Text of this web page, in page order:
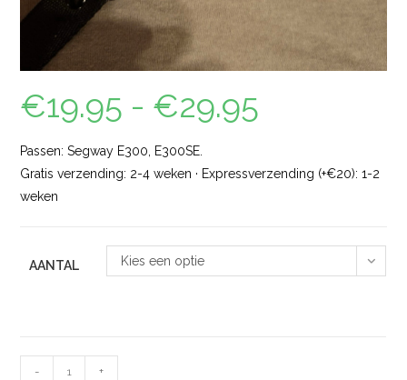
€19.95 - €29.95
Passen: Segway E300, E300SE.
Gratis verzending: 2-4 weken · Expressverzending (+€20): 1-2
weken
AANTAL Kies een optie
- +